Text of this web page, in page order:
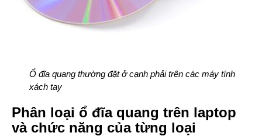
Ổ đĩa quang thường đặt ở cạnh phải trên các máy tính
xách tay
Phân loại ổ đĩa quang trên laptop
và chức năng của từng loại